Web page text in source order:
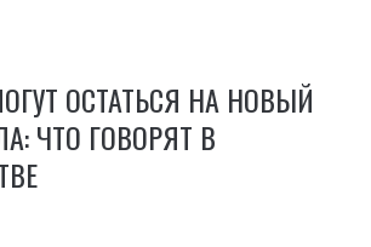
ОСТАТЬСЯ НА НОВЫЙ
ЧТО ГОВОРЯТ В